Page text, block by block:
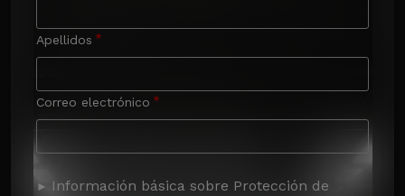
Apellidos
Correo electrónico
Información básica sobre Protección de